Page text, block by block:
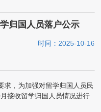
归国人员落户公示
时间：2025-10-16
求，为加强对留学归国人员民
月接收留学归国人员情况进行